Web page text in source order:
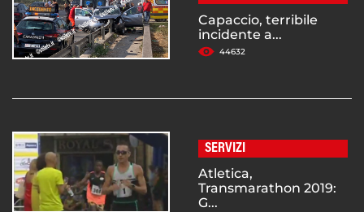
Capaccio, terribile
incidente a...
44632
SERVIZI
Atletica,
Transmarathon 2019:
G...